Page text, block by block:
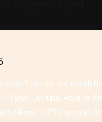
nedir ? işlenişi net, ancak
: Türler : Avrupa, Asya ve
bilinen 1975 yapımı